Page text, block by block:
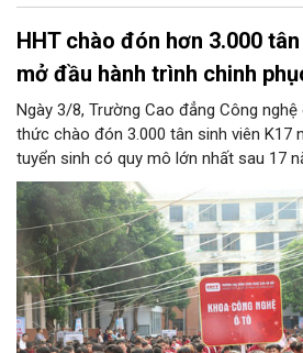
HHT chào đón hơn 3.000
mở đầu hành trình chinh
Ngày 3/8, Trường Cao đẳng Công
thức chào đón 3.000 tân sinh viên K17
tuyển sinh có quy mô lớn nhất sau 17
bước chuyển mình quan trọng của nhà